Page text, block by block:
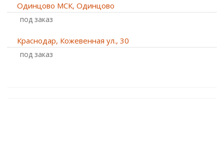
Одинцово МСК, Одинцово
Под заказ
Краснодар, Кожевенная ул., 30
Под заказ